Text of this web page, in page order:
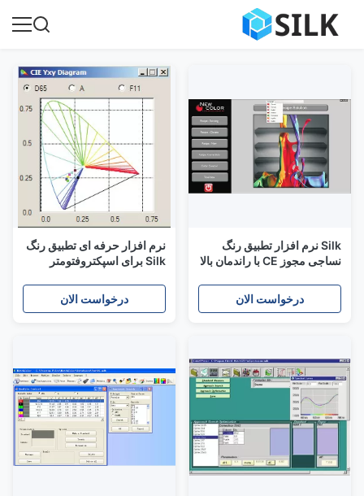
Silk نرم افزار تطبیق رنگ
نساجی مجوز CE با راندمان بالا
درخواست الان
نرم افزار حرفه ای تطبیق رنگ
Silk برای اسپکتروفتومتر
درخواست الان